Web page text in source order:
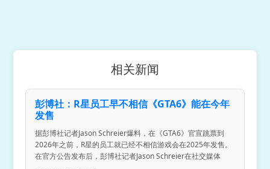
相关新闻
彭博社：R星员工早不相信《GTA6》能在今年
发售
据彭博社记者Jason Schreier爆料，在《GTA6》官宣跳票到
2026年之前，R星的员工就已经不相信游戏会在2025年发售。
在官方公告发布后，彭博社记者Jason Schreier在社交媒体